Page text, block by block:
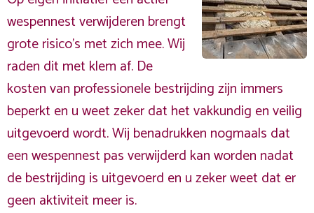
wespennest verwijderen brengt
grote risico’s met zich mee. Wij
raden dit met klem af. De
kosten van professionele bestrijding zijn immers
beperkt en u weet zeker dat het vakkundig en veilig
uitgevoerd wordt. Wij benadrukken nogmaals dat
een wespennest pas verwijderd kan worden nadat
de bestrijding is uitgevoerd en u zeker weet dat er
geen aktiviteit meer is.